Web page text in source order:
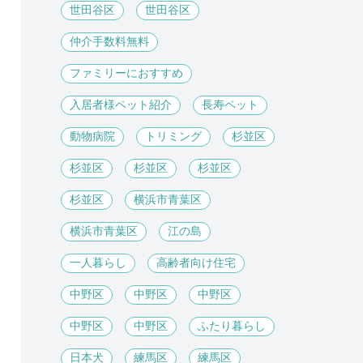
世田谷区 世田谷区
仲介手数料無料
ファミリーにおすすめ
入居者様ペット紹介 長寿ペット
動物病院 トリミング 杉並区
杉並区 杉並区 杉並区
杉並区 横浜市青葉区
横浜市青葉区 江の島
一人暮らし 高齢者向け住宅
中野区 中野区 中野区
中野区 中野区 ふたり暮らし
日本犬 練馬区 練馬区